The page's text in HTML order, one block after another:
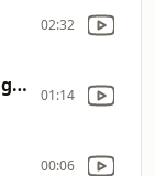
02:32
Sesi 1 Mengenang Perjuangan dan Keilmuan Imam Rabi' bin Hadi al 01:14
00:06